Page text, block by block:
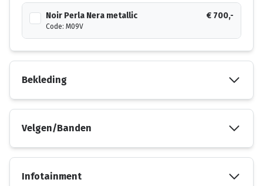
Noir Perla Nera metallic
Code: M09V
€ 700,-
Bekleding
Velgen/Banden
Infotainment